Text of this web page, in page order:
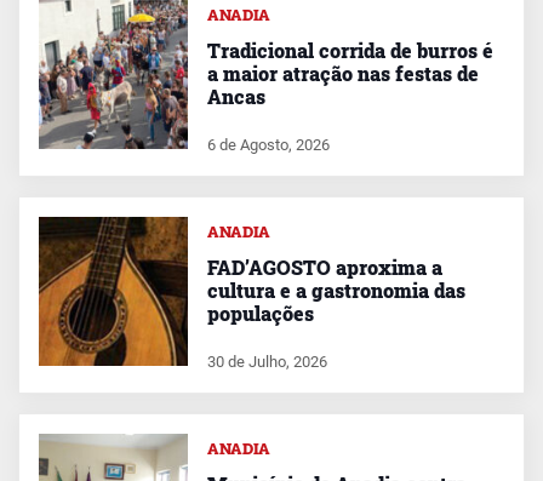
ANADIA
Tradicional corrida de burros é
a maior atração nas festas de
Ancas
6 de Agosto, 2026
ANADIA
FAD’AGOSTO aproxima a
cultura e a gastronomia das
populações
30 de Julho, 2026
ANADIA